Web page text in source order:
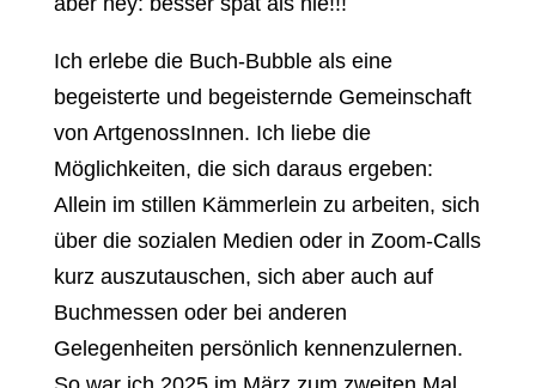
Ich erlebe die Buch-Bubble als eine
begeisterte und begeisternde Gemeinschaft
von ArtgenossInnen. Ich liebe die
Möglichkeiten, die sich daraus ergeben:
Allein im stillen Kämmerlein zu arbeiten, sich
über die sozialen Medien oder in Zoom-Calls
kurz auszutauschen, sich aber auch auf
Buchmessen oder bei anderen
Gelegenheiten persönlich kennenzulernen.